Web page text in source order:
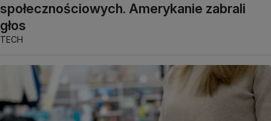
społecznościowych. Amerykanie zabrali
głos
TECH